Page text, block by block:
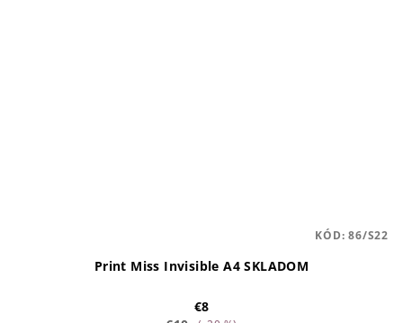
Print Miss Invisible A4 SKLADOM
€8
KÓD:86/S22